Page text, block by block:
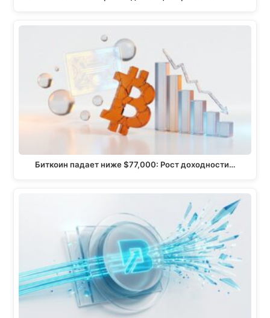
Биткоин падает ниже $77,000: Рост доходности…